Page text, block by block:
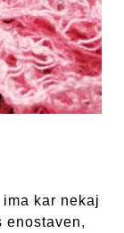
kar nekaj
enostaven,